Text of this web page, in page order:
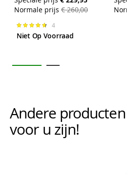
Normale prijs € 260,00
Waardering:
95%
4
Niet Op Voorraad
Andere
voor u zijn!